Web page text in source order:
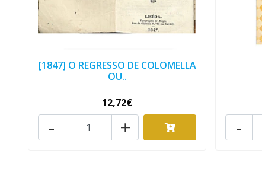
[1847] O REGRESSO DE COLOMELLA
OU..
12,72€
+
- -